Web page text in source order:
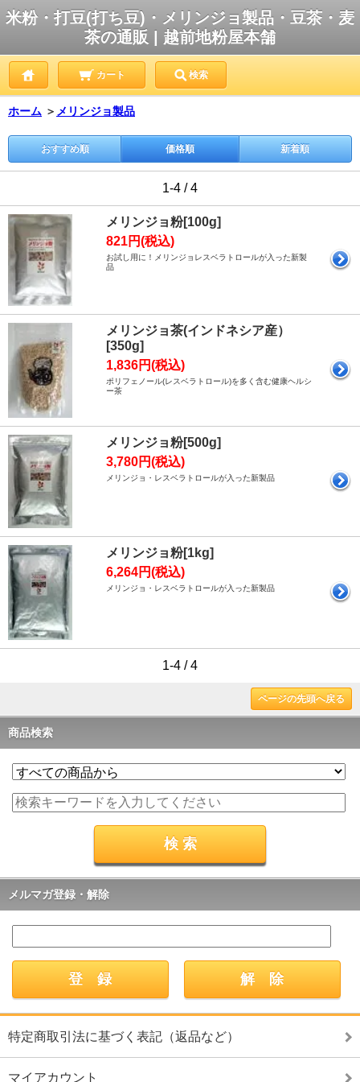
米粉・打豆(打ち豆)・メリンジョ製品・豆茶・麦
茶の通販 | 越前地粉屋本舗
カート 検索
ホーム ＞ メリンジョ製品
おすすめ順 価格順 新着順
1-4 / 4
メリンジョ粉[100g]
821円(税込)
お試し用に！メリンジョレスベラトロールが入った新製
品
メリンジョ茶(インドネシア産）
[350g]
1,836円(税込)
ポリフェノール(レスベラトロール)を多く含む健康ヘルシ
ー茶
メリンジョ粉[500g]
3,780円(税込)
メリンジョ・レスベラトロールが入った新製品
メリンジョ粉[1kg]
6,264円(税込)
メリンジョ・レスベラトロールが入った新製品
1-4 / 4
ページの先頭へ戻る
商品検索
メルマガ登録・解除
特定商取引法に基づく表記（返品など）
マイアカウント